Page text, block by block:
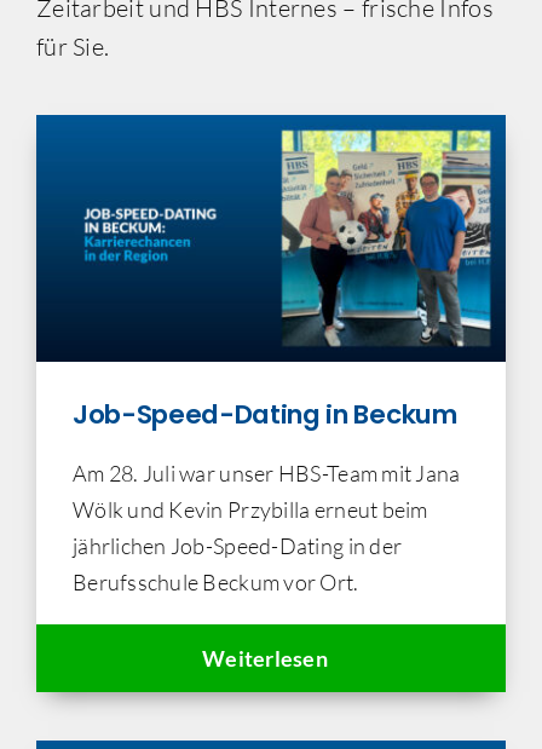
Zeitarbeit und HBS Internes – frische Infos
für Sie.
Job-Speed-Dating in Beckum
Am 28. Juli war unser HBS-Team mit Jana
Wölk und Kevin Przybilla erneut beim
jährlichen Job-Speed-Dating in der
Berufsschule Beckum vor Ort.
Weiterlesen